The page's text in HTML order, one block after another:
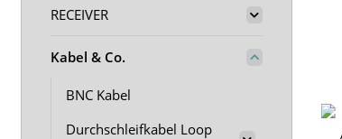
RECEIVER
Kabel & Co.
BNC Kabel
Durchschleifkabel Loop